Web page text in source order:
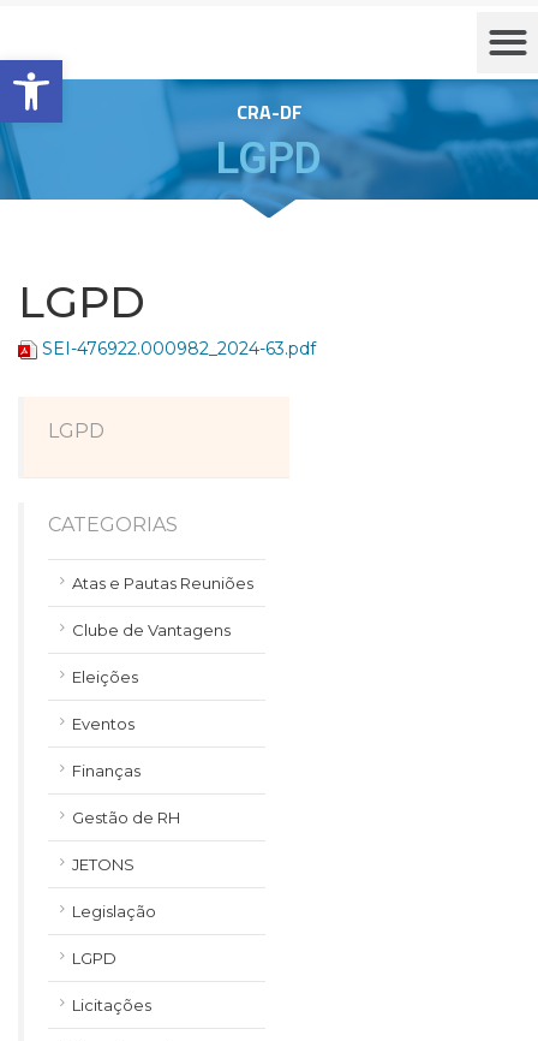
Barra de Ferramentas Aberta
CRA-DF
LGPD
LGPD
SEI-476922.000982_2024-63.pdf
LGPD
CATEGORIAS
Atas e Pautas Reuniões
Clube de Vantagens
Eleições
Eventos
Finanças
Gestão de RH
JETONS
Legislação
LGPD
Licitações